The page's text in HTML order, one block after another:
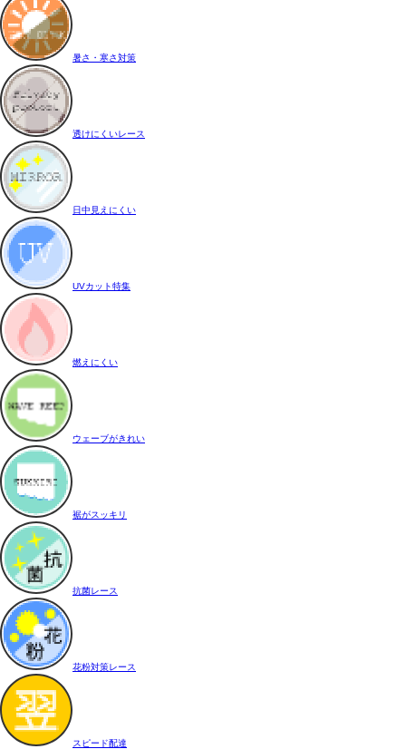
暑さ・寒さ対策
透けにくいレース
日中見えにくい
UVカット特集
燃えにくい
ウェーブがきれい
裾がスッキリ
抗菌レース
花粉対策レース
スピード配達